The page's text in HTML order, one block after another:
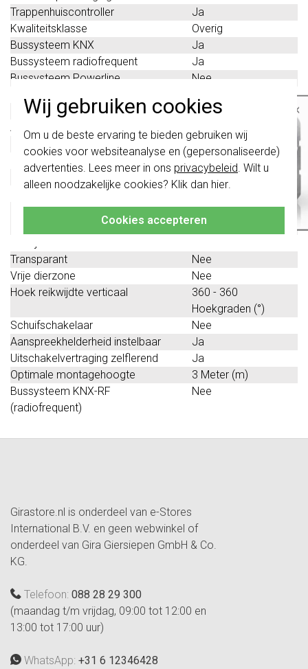
Wij gebruiken cookies
Om u de beste ervaring te bieden gebruiken wij
cookies voor websiteanalyse en (gepersonaliseerde)
advertenties. Lees meer in ons privacybeleid. Wilt u
alleen noodzakelijke cookies? Klik dan hier.
Cookies accepteren
Trappenhuiscontroller
Ja
Kwaliteitsklasse
Overig
Bussysteem KNX
Ja
Bussysteem radiofrequent
Ja
Bussysteem Powerline
Nee
Materiaal
Overig
Andere bussystemen
20 Meter (m)
Ja
RAL-nummer (vergelijkbaar)
Zelfleerfunctie voor
aanspreekhelderheid
Ja
Transparant
Nee
Vrije dierzone
Nee
Hoek reikwijdte verticaal
360 - 360
Hoekgraden (°)
Schuifschakelaar
Nee
Aanspreekhelderheid instelbaar
Ja
Uitschakelvertraging zelflerend
Ja
Optimale montagehoogte
3 Meter (m)
Bussysteem KNX-RF
(radiofrequent)
Nee
Girastore.nl is onderdeel van e-Stores
International B.V. en geen webwinkel of
onderdeel van Gira Giersiepen GmbH & Co.
KG.
Telefoon: 088 28 29 300
(maandag t/m vrijdag, 09:00 tot 12:00 en
13:00 tot 17:00 uur)
WhatsApp: +31 6 12346428
×
schakelwippen zijn vernieuwd. Ze zijn
niette combineren met de schakelaars
van vóór augustus 2024.
Klik hiervoor meer informatie, zodat je